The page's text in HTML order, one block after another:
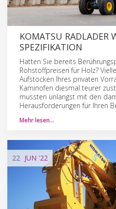
KOMATSU RADLADER
SPEZIFIKATION
Hatten Sie bereits
Rohstoffpreisen für Holz?
Aufstocken Ihres privaten
Kaminofen diesmal teurer
mussten unlängst mit den
Herausforderungen für Ihren
Mehr lesen…
22 JUN '22